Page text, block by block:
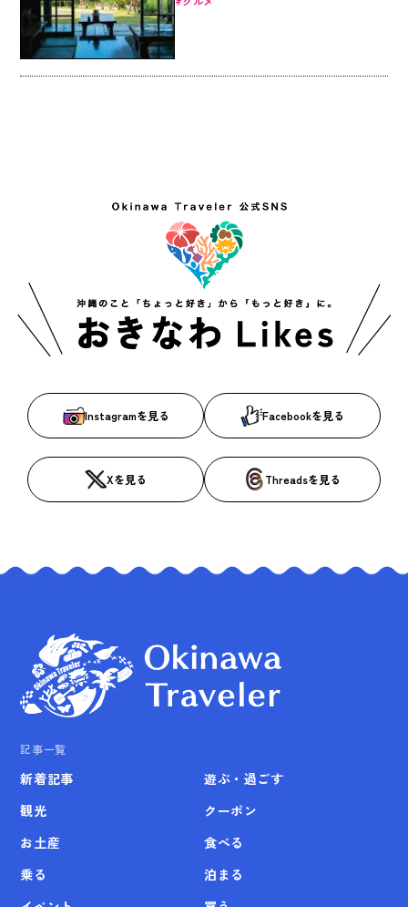
Instagramを見る Facebookを見る
Xを見る Threadsを見る
記事一覧
新着記事
観光
お土産
乗る
遊ぶ・過ごす
クーポン
食べる
泊まる